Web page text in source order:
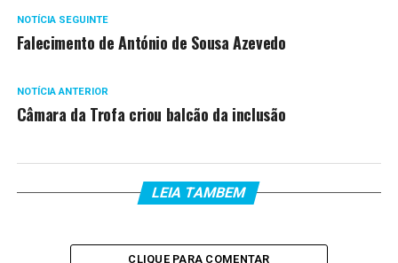
NOTÍCIA SEGUINTE
Falecimento de António de Sousa Azevedo
NOTÍCIA ANTERIOR
Câmara da Trofa criou balcão da inclusão
LEIA TAMBEM
CLIQUE PARA COMENTAR